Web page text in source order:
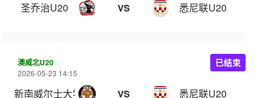
圣乔治U20 VS 悉尼联U20
澳威北U20
2026-05-23 14:15
新南威尔士大学U20 VS 悉尼联U20
已结束